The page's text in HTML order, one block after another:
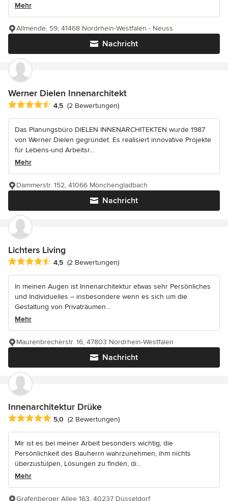
Mehr
Nachricht
Allmende, 59, 41468 Nordrhein-Westfalen - Neuss
Werner Dielen Innenarchitekt
Durchschnittliche Bewertung: 4.5 von 5 Sternen
4,5 (2 Bewertungen)
Das Planungsbüro DIELEN INNENARCHITEKTEN wurde 1987
von Werner Dielen gegründet. Es realisiert innovative Projekte
für Lebens-und Arbeitsr...
Mehr
Nachricht
Dammerstr. 152, 41066 Mönchengladbach
Lichters Living
Durchschnittliche Bewertung: 4.5 von 5 Sternen
4,5 (2 Bewertungen)
In meinen Augen ist Innenarchitektur etwas sehr Persönliches
und Individuelles – insbesondere wenn es sich um die
Gestaltung von Privaträumen...
Mehr
Nachricht
Maurenbrecherstr. 16, 47803 Nordrhein-Westfalen
Innenarchitektur Drüke
Durchschnittliche Bewertung: 5 von 5 Sternen
5,0 (2 Bewertungen)
Mir ist es bei meiner Arbeit besonders wichtig, die
Persönlichkeit des Bauherrn wahrzunehmen, ihm nichts
überzustülpen, Lösungen zu finden, di...
Mehr
Grafenberger Allee 163, 40237 Düsseldorf